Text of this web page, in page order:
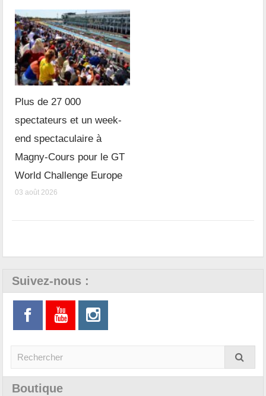
Plus de 27 000
spectateurs et un week-
end spectaculaire à
Magny-Cours pour le GT
World Challenge Europe
03 août 2026
Suivez-nous :
Boutique